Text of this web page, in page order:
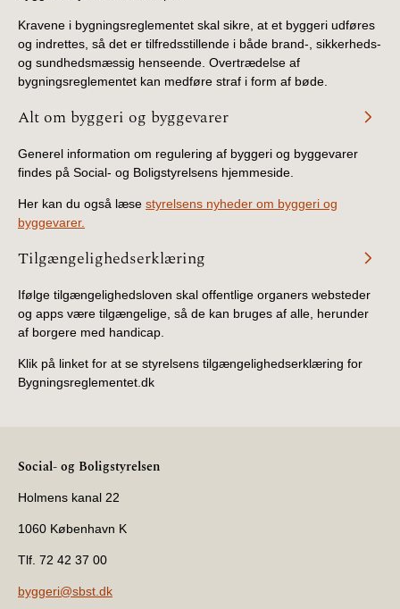
Kravene i bygningsreglementet skal sikre, at et byggeri udføres
og indrettes, så det er tilfredsstillende i både brand-, sikkerheds-
og sundhedsmæssig henseende. Overtrædelse af
bygningsreglementet kan medføre straf i form af bøde.
Alt om byggeri og byggevarer
Generel information om regulering af byggeri og byggevarer
findes på Social- og Boligstyrelsens hjemmeside.
Her kan du også læse styrelsens nyheder om byggeri og
byggevarer.
Tilgængelighedserklæring
Ifølge tilgængelighedsloven skal offentlige organers websteder
og apps være tilgængelige, så de kan bruges af alle, herunder
af borgere med handicap.
Klik på linket for at se styrelsens tilgængelighedserklæring for
Bygningsreglementet.dk
Social- og Boligstyrelsen
Holmens kanal 22
1060 København K
Tlf. 72 42 37 00
byggeri@sbst.dk